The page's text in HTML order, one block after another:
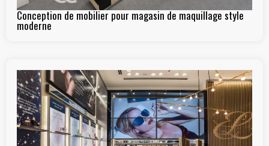
Conception de mobilier pour magasin de maquillage style
moderne